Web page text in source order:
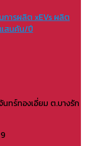
การผลิต xEVs ผลิต
สนคัน/ปี
ทร์ทองเอี่ยม ต.บางรัก